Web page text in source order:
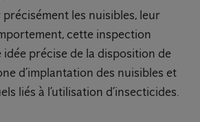
précisément les nuisibles, leur
cette inspection
idée précise de la disposition de
d’implantation des nuisibles et
liés à l’utilisation d’insecticides.